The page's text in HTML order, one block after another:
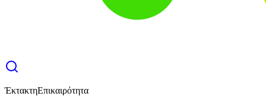
ΈκτακτηΕπικαιρότητα